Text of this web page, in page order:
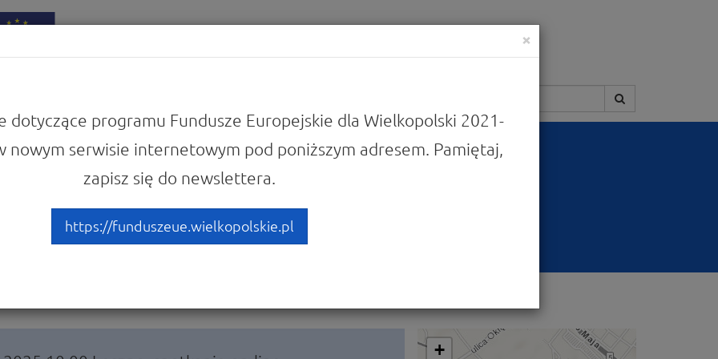
o Funduszach Europejskich na rozwój
zawodowych
+
×
dotyczące programu Fundusze Europejskie dla Wielkopolski 2021-
nowym serwisie internetowym pod poniższym adresem. Pamiętaj,
zapisz się do newslettera.
https://funduszeue.wielkopolskie.pl